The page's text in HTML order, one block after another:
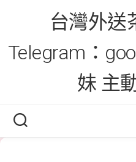
台灣外送
Telegram：
妹 主